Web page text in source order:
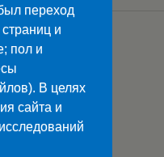
Категории…
переход
и
пол и
В целях
сайта и